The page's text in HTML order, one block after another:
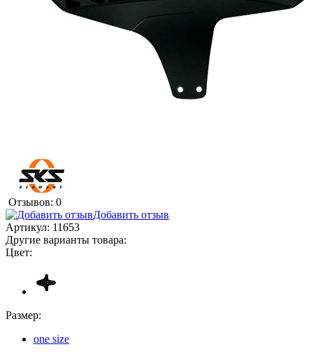
Отзывов: 0
Добавить отзыв
Артикул: 11653
Другие варианты товара:
Цвет:
Размер:
one size